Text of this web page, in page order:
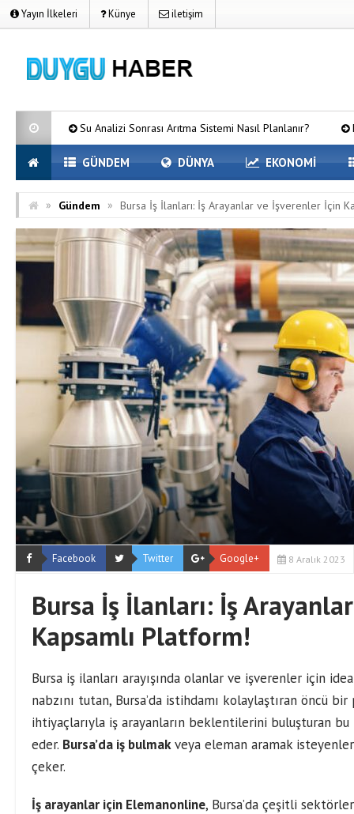
Yayın İlkeleri Künye iletişim
Su Analizi Sonrası Arıtma Sistemi Nasıl Planlanır? Kurumsal
GÜNDEM DÜNYA EKONOMİ
» Gündem » Bursa İş İlanları: İş Arayanlar ve İşverenler İçin
Facebook Twitter Google+ 8 Aralık 2023
Bursa İş İlanları: İş
Kapsamlı Platform!
Bursa iş ilanları arayışında olanlar ve işverenler için
nabzını tutan, Bursa’da istihdamı kolaylaştıran öncü
ihtiyaçlarıyla iş arayanların beklentilerini buluşturan
eder. Bursa’da iş bulmakveya eleman aramak
çeker.
İş arayanlar için Elemanonline, Bursa’da çeşitli